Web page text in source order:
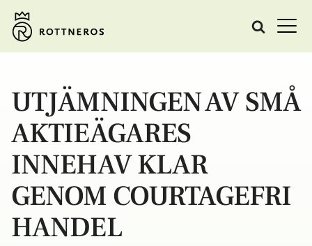
UTJÄMNINGEN AV SMÅ
AKTIEÄGARES
INNEHAV KLAR
GENOM COURTAGEFRI
HANDEL